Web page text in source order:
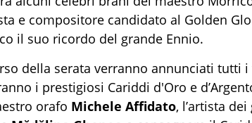
e compositore candidato al Golden
il suo ricordo del grande Ennio.
della serata verranno annunciati tutti
i prestigiosi Cariddi d'Oro e
orafo Michele Affidato, l’artista